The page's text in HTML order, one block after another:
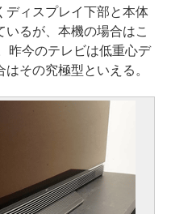
ディスプレイ下部と本体
るが、本機の場合はこ
昨今のテレビは低重心デ
その究極型といえる。